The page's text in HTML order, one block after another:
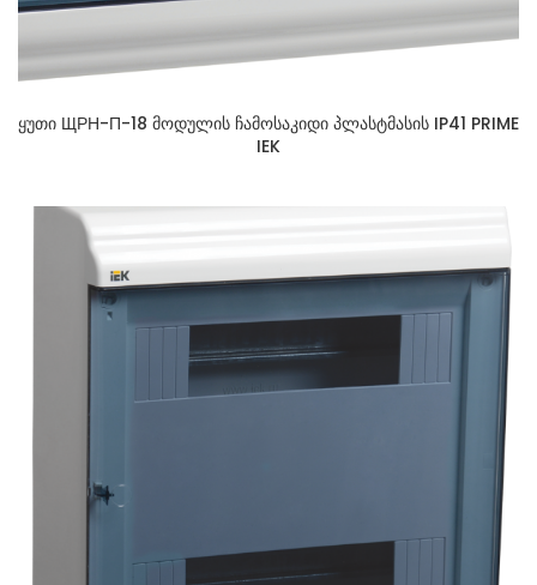
ყუთი ЩРН-П-18 მოდულის ჩამოსაკიდი პლასტმასის IP41 PRIME
IEK